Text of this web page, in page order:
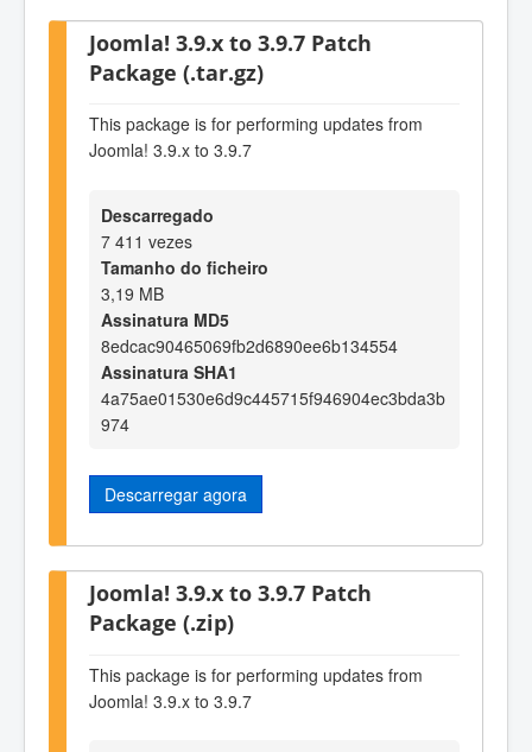
Joomla! 3.9.x to 3.9.7 Patch
Package (.tar.gz)
This package is for performing updates from
Joomla! 3.9.x to 3.9.7
Descarregado
7 411 vezes
Tamanho do ficheiro
3,19 MB
Assinatura MD5
8edcac90465069fb2d6890ee6b134554
Assinatura SHA1
4a75ae01530e6d9c445715f946904ec3bda3b
974
Descarregar agora
Joomla! 3.9.x to 3.9.7 Patch
Package (.zip)
This package is for performing updates from
Joomla! 3.9.x to 3.9.7